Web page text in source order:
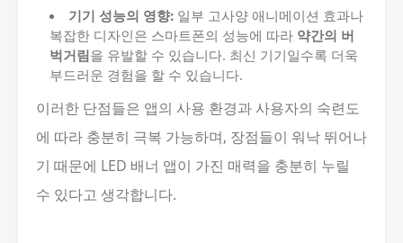
기기 성능의 영향: 일부 고사양 애니메이션 효과나
복잡한 디자인은 스마트폰의 성능에 따라 약간의 버
벅거림을 유발할 수 있습니다. 최신 기기일수록 더욱
부드러운 경험을 할 수 있습니다.
이러한 단점들은 앱의 사용 환경과 사용자의 숙련도
에 따라 충분히 극복 가능하며, 장점들이 워낙 뛰어나
기 때문에 LED 배너 앱이 가진 매력을 충분히 누릴
수 있다고 생각합니다.